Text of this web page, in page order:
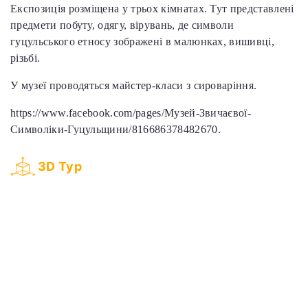
Експозиція розміщена у трьох кімнатах. Тут представлені
предмети побуту, одягу, вірувань, де символи
гуцульського етносу зображені в малюнках, вишивці,
різьбі.
У музеї проводяться майстер-класи з сироваріння.
https://www.facebook.com/pages/Музей-Звичаєвої-
Символіки-Гуцульщини/816686378482670.
3D Тур